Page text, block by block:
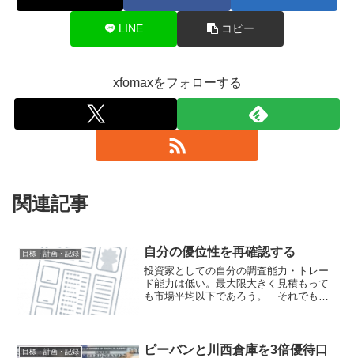
LINE コピー
xfomaxをフォローする
関連記事
目標・計画・記録 自分の優位性を再確認する
投資家としての自分の調査能力・トレー
ド能力は低い。最大限大きく見積もって
も市場平均以下であろう。 それでも相
実にあるのは、兼業個人で...
目標・計画・記録
ピーバンと川西倉庫を3倍優待口